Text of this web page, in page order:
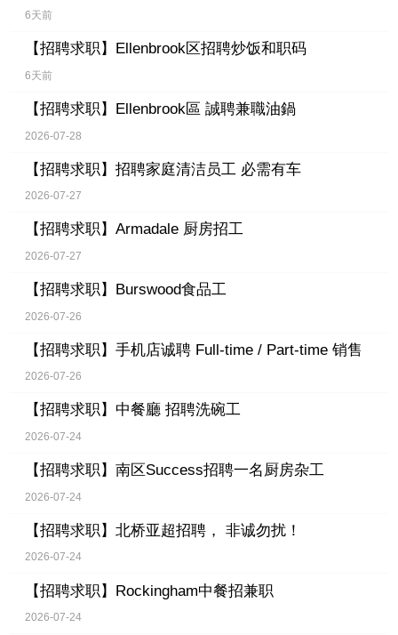
6天前
【招聘求职】 Ellenbrook区招聘炒饭和职码
6天前
【招聘求职】 Ellenbrook區 誠聘兼職油鍋
2026-07-28
【招聘求职】 招聘家庭清洁员工 必需有车
2026-07-27
【招聘求职】 Armadale 厨房招工
2026-07-27
【招聘求职】 Burswood食品工
2026-07-26
【招聘求职】 手机店诚聘 Full-time / Part-time 销售
2026-07-26
【招聘求职】 中餐廳 招聘洗碗工
2026-07-24
【招聘求职】 南区Success招聘一名厨房杂工
2026-07-24
【招聘求职】 北桥亚超招聘， 非诚勿扰！
2026-07-24
【招聘求职】 Rockingham中餐招兼职
2026-07-24